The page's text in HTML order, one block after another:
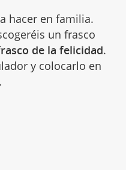
hacer en familia.
un frasco
de la felicidad.
y colocarlo en